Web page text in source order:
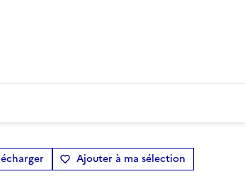
Ajouter à ma sélection